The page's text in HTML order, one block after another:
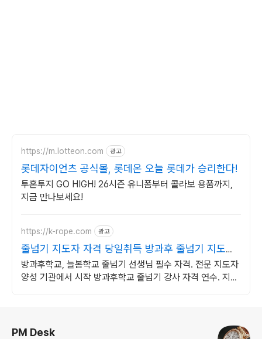
https://m.lotteon.com 광고
롯데자이언츠 공식몰, 롯데온 오늘 롯데가 승리한다!
투혼투지 GO HIGH! 26시즌 유니폼부터 콜라보 용품까지,
지금 만나보세요!
https://k-rope.com 광고
줄넘기 지도자 자격 당일취득 방과후 줄넘기 지도자
양성
방과후학교, 늘봄학교 줄넘기 선생님 필수 자격. 전문 지도자
양성 기관에서 시작 방과후학교 줄넘기 강사 자격 연수. 지도
PM Desk